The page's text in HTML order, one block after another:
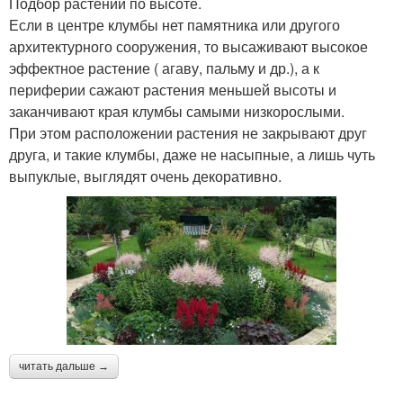
Если в центре клумбы нет памятника или другого
архитектурного сооружения, то высаживают высокое
эффектное растение ( агаву, пальму и др.), а к
периферии сажают растения меньшей высоты и
заканчивают края клумбы самыми низкорослыми.
При этом расположении растения не закрывают друг
друга, и такие клумбы, даже не насыпные, а лишь чуть
выпуклые, выглядят очень декоративно.
читать дальше →